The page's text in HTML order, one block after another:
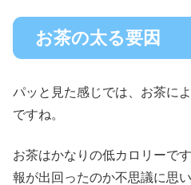
お茶の太る要因
パッと見た感じでは、お茶に
ですね。
お茶はかなりの低カロリーで
報が出回ったのか不思議に思い